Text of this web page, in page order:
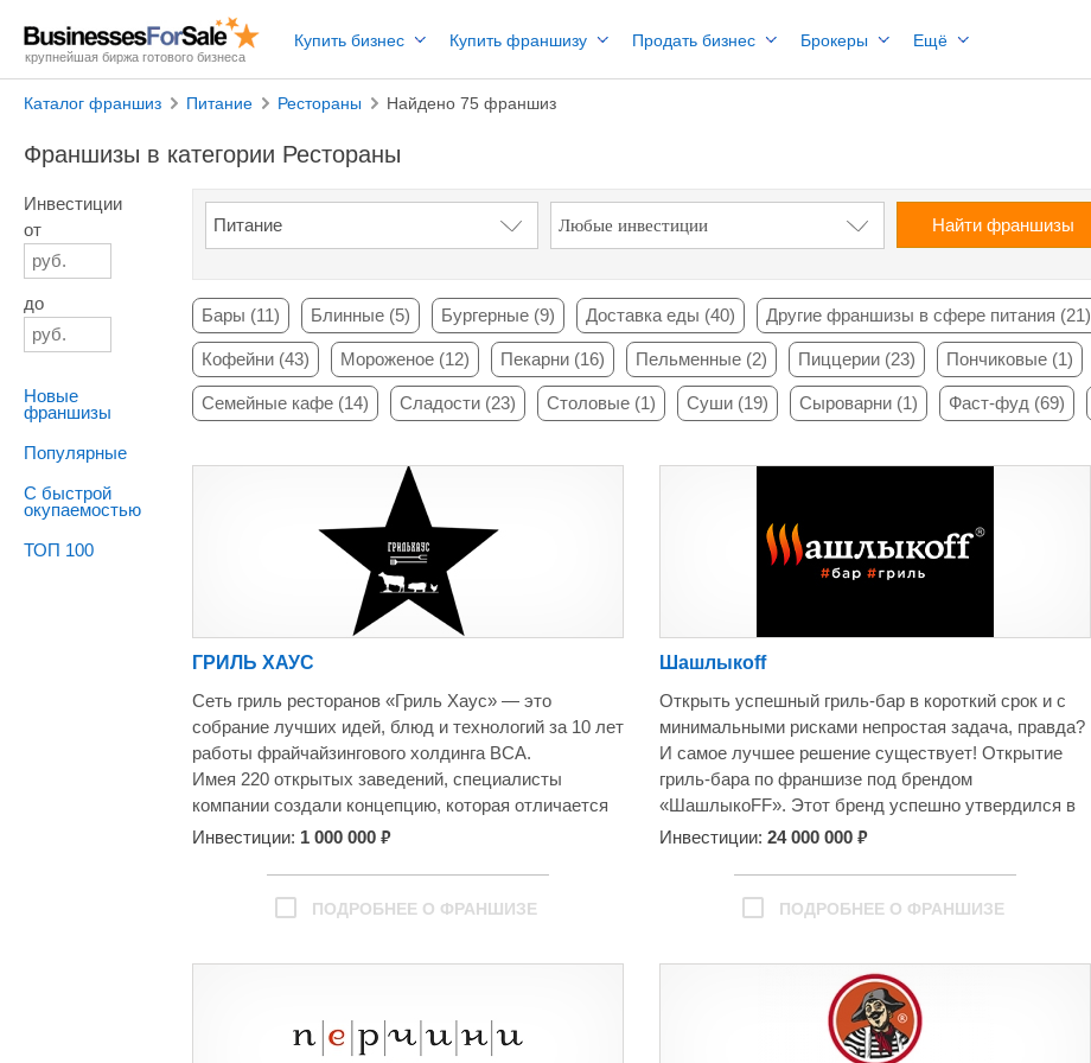
крупнейшая биржа готового бизнеса
Купить бизнес Купить франшизу Продать бизнес Брокеры Ещё
Каталог франшиз Питание Рестораны Найдено 75 франшиз
Франшизы в категории Рестораны
Инвестиции
от
до
Новые
франшизы
Популярные
С быстрой
окупаемостью
ТОП 100
Найти франшизы
Бары (11) Блинные (5) Бургерные (9) Доставка еды (40) Другие франшизы в сфере питания (21)
Кофейни (43) Мороженое (12) Пекарни (16) Пельменные (2) Пиццерии (23) Пончиковые (1)
Семейные кафе (14) Сладости (23) Столовые (1) Суши (19) Сыроварни (1) Фаст-фуд (69)
ГРИЛЬ ХАУС
Сеть гриль ресторанов «Гриль Хаус» — это
собрание лучших идей, блюд и технологий за 10 лет
работы фрайчайзингового холдинга ВСА.
Имея 220 открытых заведений, специалисты
компании создали концепцию, которая отличается
от всех проектов на рынке.
Инвестиции: 1 000 000 ₽
ПОДРОБНЕЕ О ФРАНШИЗЕ
Шашлыкоff
Открыть успешный гриль-бар в короткий срок и с
минимальными рисками непростая задача, правда?
И самое лучшее решение существует! Открытие
гриль-бара по франшизе под брендом
«ШашлыкоFF». Этот бренд успешно утвердился в
своей нише и приглашает Вас к долгосрочному
«Шашлыкоff» и с 2013 года развивает франчайзинг.
на франчайзинговом рынке РФ. Ищем партнеров
для открытия новых ресторанов на территории
России и стран СНГ по договору франчайзинга.
Инвестиции: 24 000 000 ₽
ПОДРОБНЕЕ О ФРАНШИЗЕ